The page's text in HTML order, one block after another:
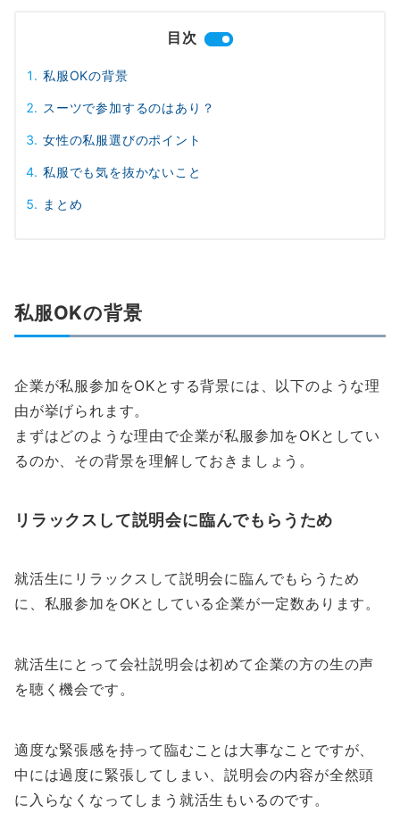
目次
私服OKの背景
スーツで参加するのはあり？
女性の私服選びのポイント
私服でも気を抜かないこと
まとめ
私服OKの背景
企業が私服参加をOKとする背景には、以下のような理
由が挙げられます。
まずはどのような理由で企業が私服参加をOKとしてい
るのか、その背景を理解しておきましょう。
リラックスして説明会に臨んでもらうため
就活生にリラックスして説明会に臨んでもらうため
に、私服参加をOKとしている企業が一定数あります。
就活生にとって会社説明会は初めて企業の方の生の声
を聴く機会です。
適度な緊張感を持って臨むことは大事なことですが、
中には過度に緊張してしまい、説明会の内容が全然頭
に入らなくなってしまう就活生もいるのです。